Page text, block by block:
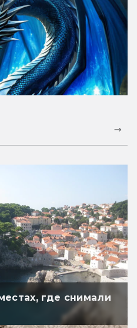
где снимали